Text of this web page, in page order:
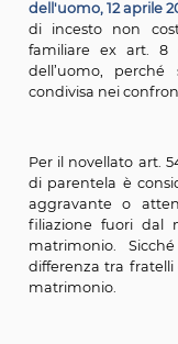
essere
d’altro lato
matrimonio del
Sostanzialmente
è rintracciabile
alle relazioni di
allargato, le
Proprio in